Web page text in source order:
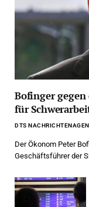
Bofinger
für
DTS
Der Ökonom Peter
Geschäftsführer der